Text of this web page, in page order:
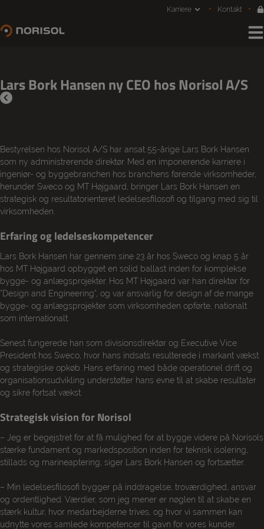
indholdet
Karriere Kontakt
Lars Bork Hansen ny CEO hos Norisol A/S
Bestyrelsen hos Norisol A/S har ansat 55-årige Lars Bork Hansen
som ny administrerende direktør. Med en imponerende karriere i
ingeniør- og byggebranchen hos branchens førende virksomheder,
herunder Sweco og MT Højgaard, bringer Lars Bork Hansen en
strategisk og resultatorienteret ledelsesfilosofi og tilgang med sig til
virksomheden.
Erfaring og ledelseskompetencer
Lars Bork Hansen har gennem sine 23 år hos Sweco og knap 5 år
hos MT Høj­gaard op­bygget en solid ballast inden for komplekse
bygge- og anlægsprojekter. Hos MT Høj­gaard var han direktør for
”Design and Engineering”, og var ansvarlig for design af de mange
bygge- og anlægsprojekter som virksomheden opførte, nationalt
som internatio­nalt.
Senest fungerede han som divisionsdirektør og Executive Vice
President hos Sweco, hvor hans indsats resulterede i markant vækst
og strategiske opkøb. Hans erfaring med både operatio­nel drift og
organisationsudvikling understøtter hans evne til at skabe re­sulta­ter
og sikre fortsat vækst.
Strategisk vision for Norisol
– Jeg er begejstret for at få mulighed for at bygge videre på Norisols
stærke fundament og markedsposition inden for teknisk isolering,
stillads og marineaptering, siger Lars Bork Hansen og fortsætter:
– Min ledelsesfilosofi bygger på inddragelse, troværdighed, ansvar
og ordentlighed. Værdier, som jeg mener er nøglen til at skabe en
stærk kultur, hvor medarbejderne tri­ves, og hvor vi sammen kan
udnytte vores samlede kompetencer til gavn for vores kunder.